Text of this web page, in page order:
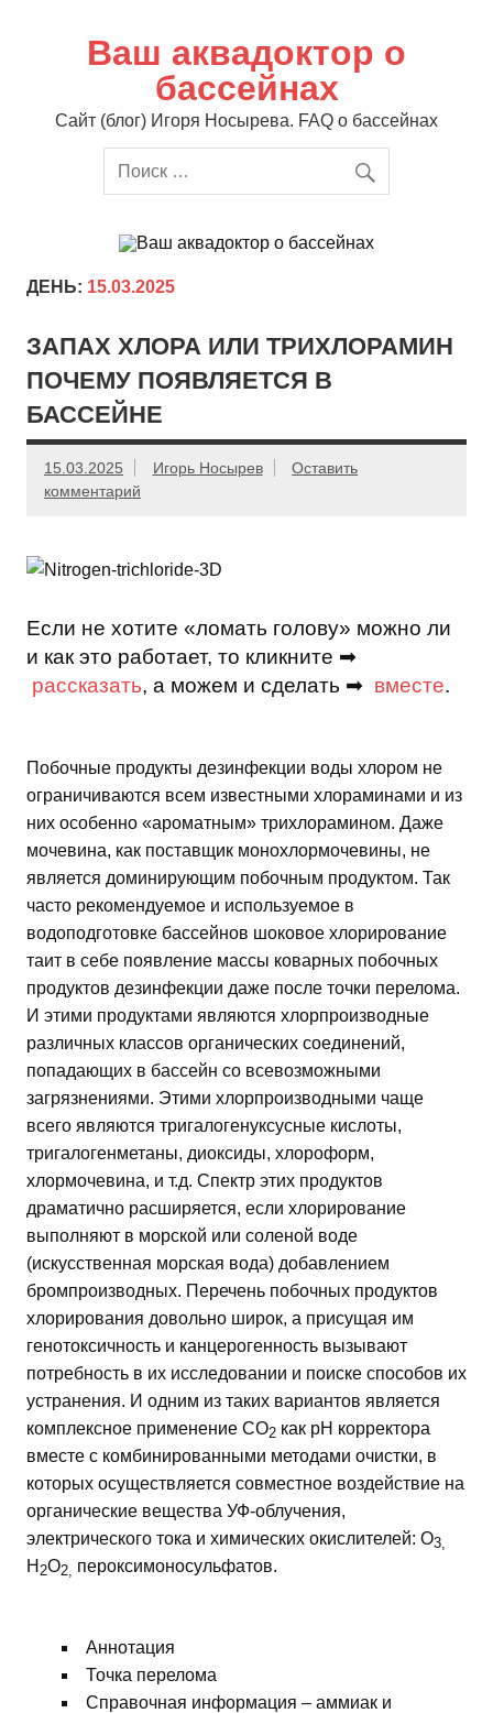
содержимомуВаш аквадоктор о
бассейнах
Сайт (блог) Игоря Носырева. FAQ о бассейнах
ДЕНЬ: 15.03.2025
ЗАПАХ ХЛОРА ИЛИ ТРИХЛОРАМИН
ПОЧЕМУ ПОЯВЛЯЕТСЯ В
БАССЕЙНЕ
15.03.2025 Игорь Носырев
Оставить
комментарий
Если не хотите «ломать голову» можно ли
и как это работает, то кликните ➡
рассказать, а можем и сделать ➡ вместе.
Побочные продукты дезинфекции воды хлором не
ограничиваются всем известными хлораминами и из
них особенно «ароматным» трихлорамином. Даже
мочевина, как поставщик монохлормочевины, не
является доминирующим побочным продуктом. Так
часто рекомендуемое и используемое в
водоподготовке бассейнов шоковое хлорирование
таит в себе появление массы коварных побочных
продуктов дезинфекции даже после точки перелома.
И этими продуктами являются хлорпроизводные
различных классов органических соединений,
попадающих в бассейн со всевозможными
загрязнениями. Этими хлорпроизводными чаще
всего являются тригалогенуксусные кислоты,
тригалогенметаны, диоксиды, хлороформ,
хлормочевина, и т.д. Спектр этих продуктов
драматично расширяется, если хлорирование
выполняют в морской или соленой воде
(искусственная морская вода) добавлением
бромпроизводных. Перечень побочных продуктов
хлорирования довольно широк, а присущая им
генотоксичность и канцерогенность вызывают
потребность в их исследовании и поиске способов их
устранения. И одним из таких вариантов является
комплексное применение СО2 как рН корректора
вместе с комбинированными методами очистки, в
которых осуществляется совместное воздействие на
органические вещества УФ-облучения,
электрического тока и химических окислителей: О3,
Н 2О2, пероксимоносульфатов.
Аннотация
Точка перелома
Справочная информация – аммиак и